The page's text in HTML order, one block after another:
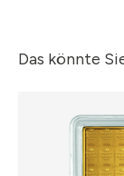
Das könnte